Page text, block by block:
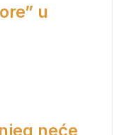
u
neće